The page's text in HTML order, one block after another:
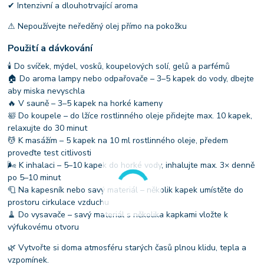
✔ Intenzivní a dlouhotrvající aroma
⚠ Nepoužívejte neředěný olej přímo na pokožku
Použití a dávkování
🕯 Do svíček, mýdel, vosků, koupelových solí, gelů a parfémů
🏠 Do aroma lampy nebo odpařovače – 3–5 kapek do vody, dbejte
aby miska nevyschla
🔥 V sauně – 3–5 kapek na horké kameny
🛀 Do koupele – do lžíce rostlinného oleje přidejte max. 10 kapek,
relaxujte do 30 minut
💆 K masážím – 5 kapek na 10 ml rostlinného oleje, předem
proveďte test citlivosti
🌬 K inhalaci – 5–10 kapek do horké vody, inhalujte max. 3× denně
po 5–10 minut
🧻 Na kapesník nebo savý materiál – několik kapek umístěte do
prostoru cirkulace vzduchu
🧹 Do vysavače – savý materiál s několika kapkami vložte k
výfukovému otvoru
🌿 Vytvořte si doma atmosféru starých časů plnou klidu, tepla a
vzpomínek.